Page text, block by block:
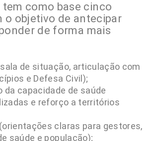
tem como base cinco
o objetivo de antecipar
de forma mais
de situação, articulação com
e Defesa Civil);
capacidade de saúde
e reforço a territórios
claras para gestores,
saúde e população);